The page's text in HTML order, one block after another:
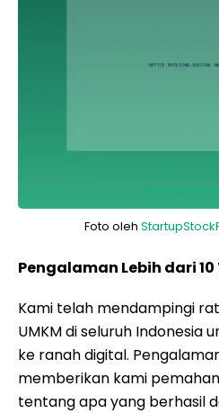
Foto oleh
Pengalaman Lebih dari 10
Kami telah mendampingi
UMKM di seluruh Indonesia
ke ranah digital.
memberikan kami
tentang apa yang berhasil